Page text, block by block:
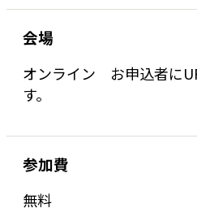
会場
オンライン お申込者に
す。
参加費
無料